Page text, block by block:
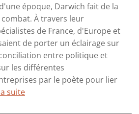
époque, Darwich fait de la
À travers leur
de France, d'Europe et
de porter un éclairage sur
entre politique et
les différentes
par le poète pour lier
suite